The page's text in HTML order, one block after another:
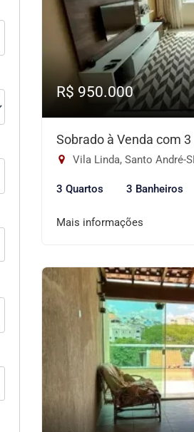
R$ 950.000
Sobrado à Venda com
Vila Linda, Santo André-
3 Quartos 3 Banheiros
Mais informações